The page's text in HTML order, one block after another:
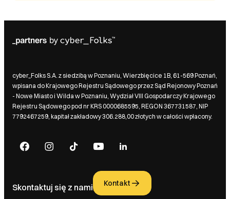
cyber_Folks S.A. z siedzibą w Poznaniu, Wierzbięcice 1B, 61-569 Poznań,
wpisana do Krajowego Rejestru Sądowego przez Sąd Rejonowy Poznań
- Nowe Miasto i Wilda w Poznaniu, Wydział VIII Gospodarczy Krajowego
Rejestru Sądowego pod nr KRS 0000685595, REGON 367731587, NIP
7792467259, kapitał zakładowy 306.288,00 złotych w całości wpłacony.
Skontaktuj się z nami Kontakt